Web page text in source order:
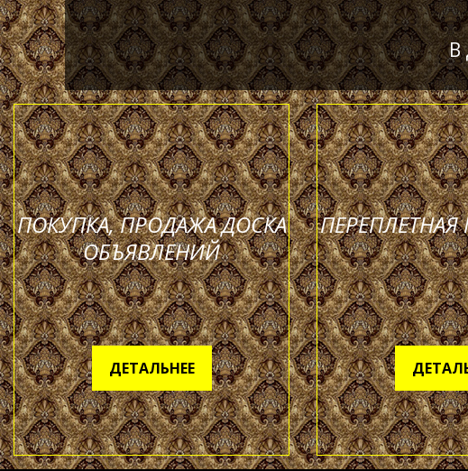
В
ПОКУПКА, ПРОДАЖА ДОСКА
ОБЪЯВЛЕНИЙ
ДЕТАЛЬНЕЕ
ПЕРЕПЛЕТНАЯ